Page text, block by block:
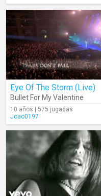
Eye Of The Storm (Live)
Bullet For My Valentine
10 años | 575 jugadas
Joao0197